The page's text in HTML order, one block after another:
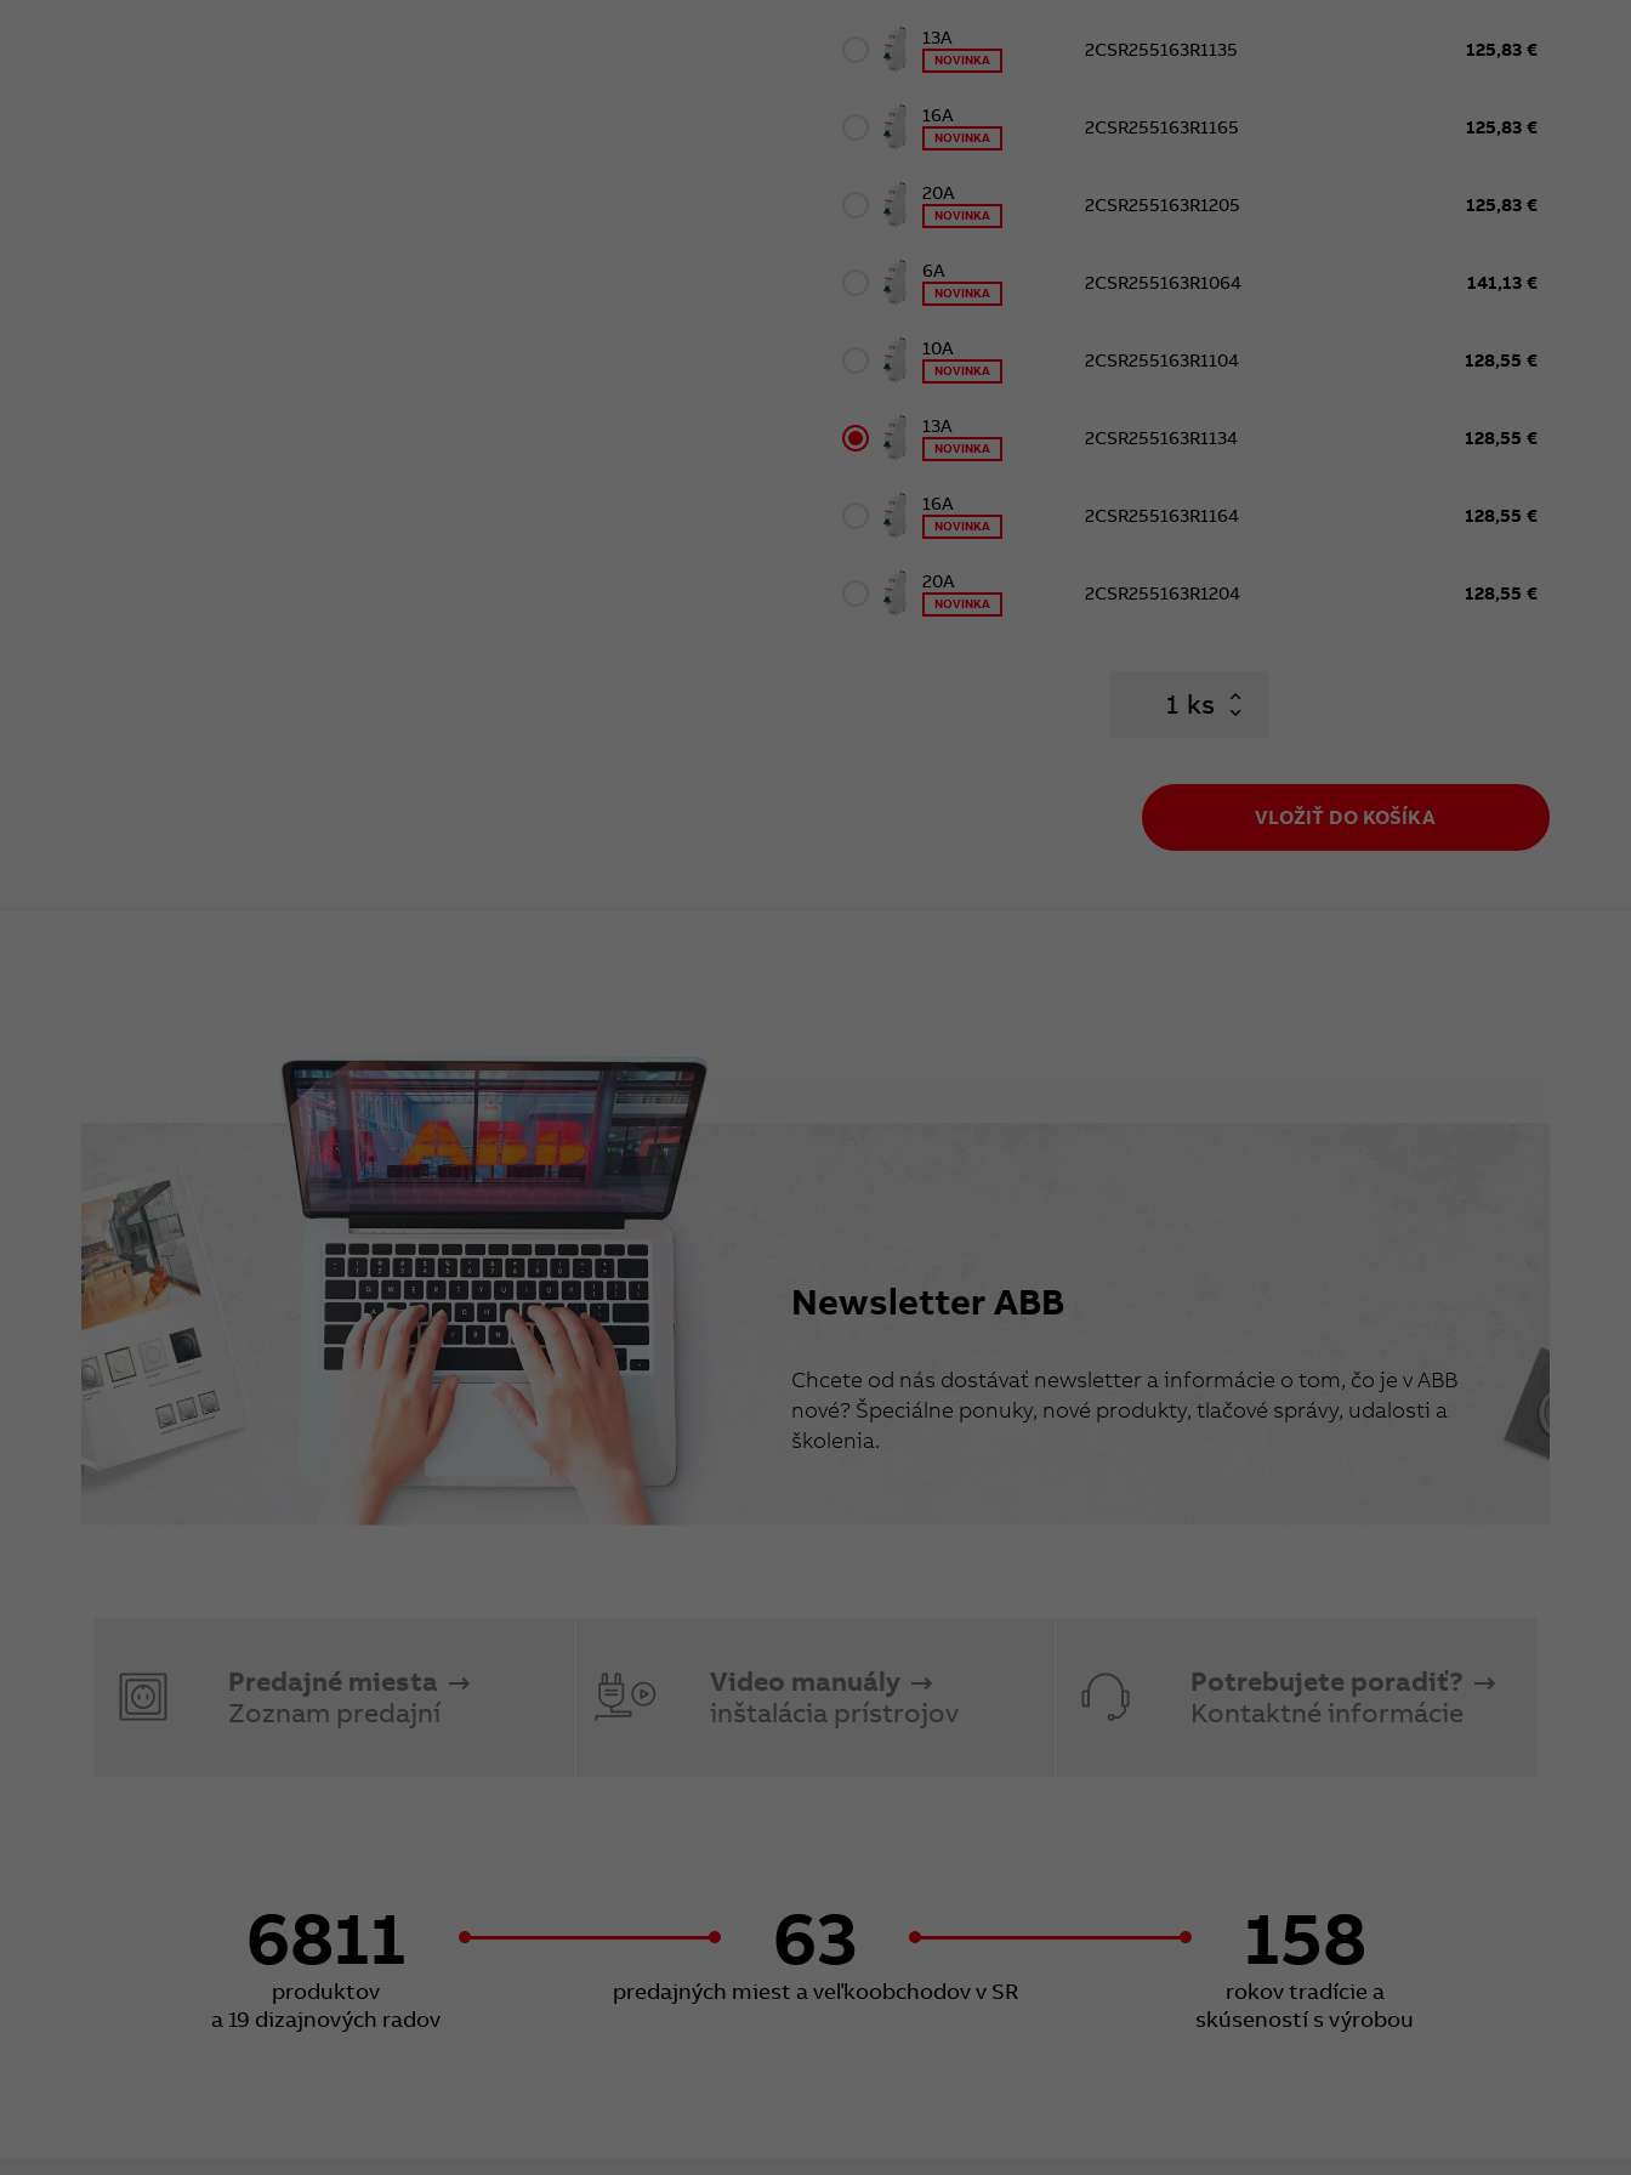
Rozmery (V × H × Š): 85 × 69 × 35 mm
Spĺňa normu: STN EN 61009-1, STN EN 61009-2-1
13A
NOVINKA 2CSR255163R1135 125,83 €
16A
NOVINKA 2CSR255163R1165 125,83 €
20A
NOVINKA 2CSR255163R1205 125,83 €
6A
NOVINKA 2CSR255163R1064 141,13 €
10A
NOVINKA 2CSR255163R1104 128,55 €
13A
NOVINKA 2CSR255163R1134 128,55 €
16A
NOVINKA 2CSR255163R1164 128,55 €
20A
NOVINKA 2CSR255163R1204 128,55 €
ks
VLOŽIŤ DO KOŠÍKA
Newsletter ABB
Chcete od nás dostávať newsletter a informácie o tom, čo je v ABB
nové? Špeciálne ponuky, nové produkty, tlačové správy, udalosti a
školenia.
Predajné miesta
Zoznam predajní
Video manuály
inštalácia prístrojov
Potrebujete poradiť?
Kontaktné informácie
6811
produktov
a 19 dizajnových radov
63
predajných miest a veľkoobchodov v SR
158
rokov tradície a
skúseností s výrobou